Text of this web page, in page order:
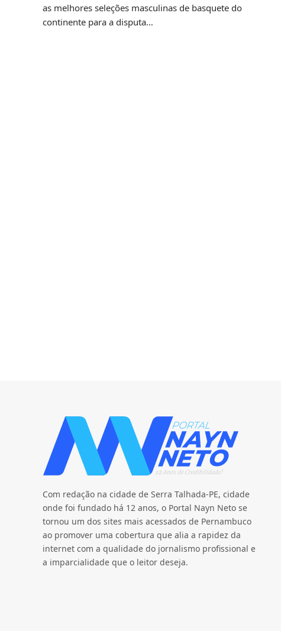
as melhores seleções masculinas de basquete do
continente para a disputa…
Com redação na cidade de Serra Talhada-PE, cidade
onde foi fundado há 12 anos, o Portal Nayn Neto se
tornou um dos sites mais acessados de Pernambuco
ao promover uma cobertura que alia a rapidez da
internet com a qualidade do jornalismo profissional e
a imparcialidade que o leitor deseja.